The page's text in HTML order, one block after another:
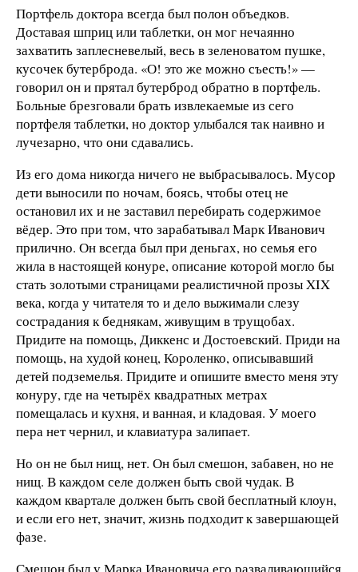
Портфель доктора всегда был полон объедков.
Доставая шприц или таблетки, он мог нечаянно
захватить заплесневелый, весь в зеленоватом пушке,
кусочек бутерброда. «О! это же можно съесть!» —
говорил он и прятал бутерброд обратно в портфель.
Больные брезговали брать извлекаемые из сего
портфеля таблетки, но доктор улыбался так наивно и
лучезарно, что они сдавались.
Из его дома никогда ничего не выбрасывалось. Мусор
дети выносили по ночам, боясь, чтобы отец не
остановил их и не заставил перебирать содержимое
вёдер. Это при том, что зарабатывал Марк Иванович
прилично. Он всегда был при деньгах, но семья его
жила в настоящей конуре, описание которой могло бы
стать золотыми страницами реалистичной прозы XIX
века, когда у читателя то и дело выжимали слезу
сострадания к беднякам, живущим в трущобах.
Придите на помощь, Диккенс и Достоевский. Приди на
помощь, на худой конец, Короленко, описывавший
детей подземелья. Придите и опишите вместо меня эту
конуру, где на четырёх квадратных метрах
помещалась и кухня, и ванная, и кладовая. У моего
пера нет чернил, и клавиатура залипает.
Но он не был нищ, нет. Он был смешон, забавен, но не
нищ. В каждом селе должен быть свой чудак. В
каждом квартале должен быть свой бесплатный клоун,
и если его нет, значит, жизнь подходит к завершающей
фазе.
Смешон был у Марка Ивановича его разваливающийся